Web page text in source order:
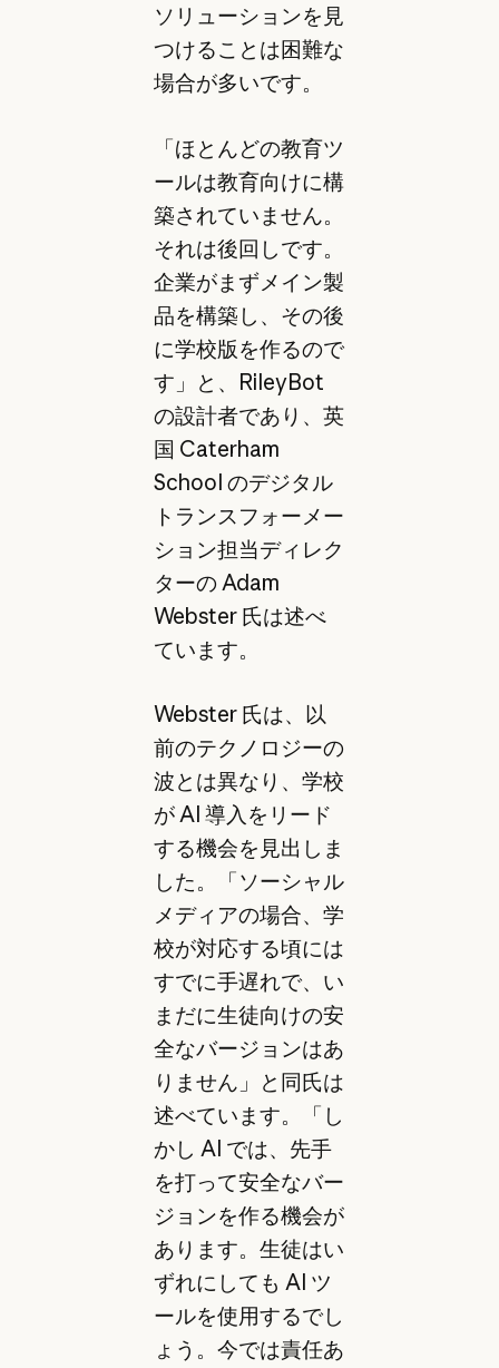
ソリューションを見
つけることは困難な
場合が多いです。
「ほとんどの教育ツ
ールは教育向けに構
築されていません。
それは後回しです。
企業がまずメイン製
品を構築し、その後
に学校版を作るので
す」と、RileyBot
の設計者であり、英
国 Caterham
School のデジタル
トランスフォーメー
ション担当ディレク
ターの Adam
Webster 氏は述べ
ています。
Webster 氏は、以
前のテクノロジーの
波とは異なり、学校
が AI 導入をリード
する機会を見出しま
した。「ソーシャル
メディアの場合、学
校が対応する頃には
すでに手遅れで、い
まだに生徒向けの安
全なバージョンはあ
りません」と同氏は
述べています。「し
かし AI では、先手
を打って安全なバー
ジョンを作る機会が
あります。生徒はい
ずれにしても AI ツ
ールを使用するでし
ょう。今では責任あ